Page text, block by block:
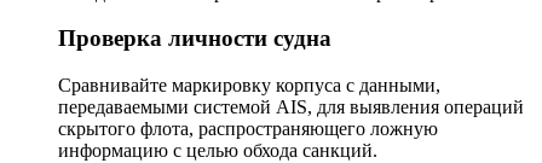
Проверка личности судна
Сравнивайте маркировку корпуса с данными,
передаваемыми системой AIS, для выявления операций
скрытого флота, распространяющего ложную
информацию с целью обхода санкций.